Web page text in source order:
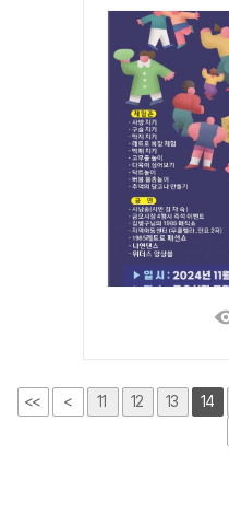
<< < 11 12 13 14